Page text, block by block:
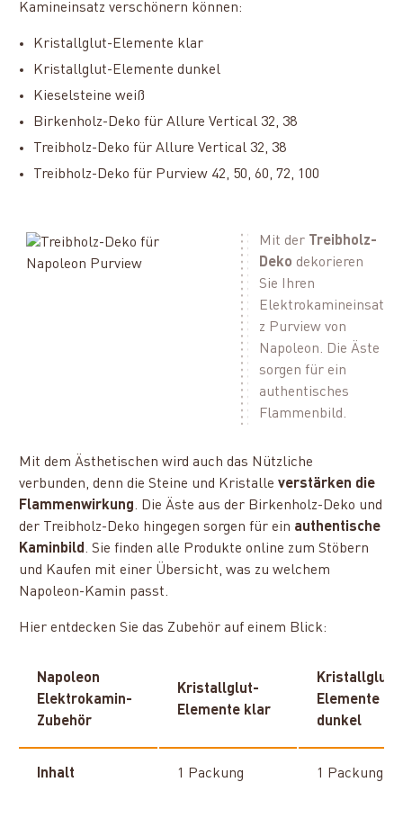
Kamineinsatz verschönern können:
Kristallglut-Elemente klar
Kristallglut-Elemente dunkel
Kieselsteine weiß
Birkenholz-Deko für Allure Vertical 32, 38
Treibholz-Deko für Allure Vertical 32, 38
Treibholz-Deko für Purview 42, 50, 60, 72, 100
Mit der Treibholz-
Deko dekorieren
Sie Ihren
Elektrokamineinsat
z Purview von
Napoleon. Die Äste
sorgen für ein
authentisches
Flammenbild.
Mit dem Ästhetischen wird auch das Nützliche
verbunden, denn die Steine und Kristalleverstärken die
Flammenwirkung. Die Äste aus der Birkenholz-Deko und
der Treibholz-Deko hingegen sorgen für ein authentische
Kaminbild. Sie finden alle Produkte online zum Stöbern
und Kaufen mit einer Übersicht, was zu welchem
Napoleon-Kamin passt.
Hier entdecken Sie das Zubehör auf einem Blick:
Napoleon
Elektrokamin-
Zubehör
Kristallglut-
Elemente klar
Kristallglut-
Elemente
dunkel
Inhalt 1 Packung 1 Packung